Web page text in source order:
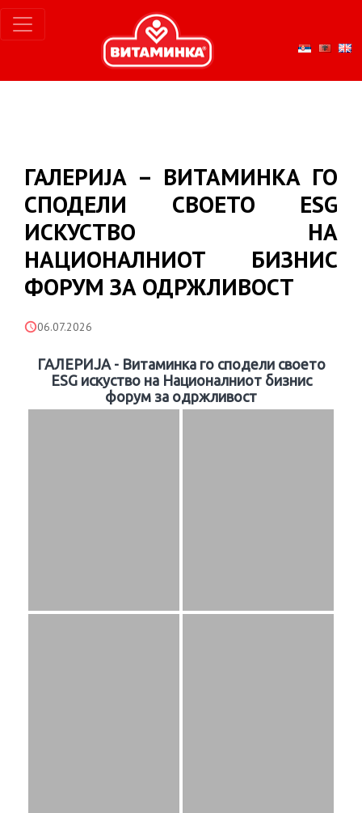
ГАЛЕРИЈА – ВИТАМИНКА ГО
СПОДЕЛИ СВОЕТО ESG
ИСКУСТВО НА
НАЦИОНАЛНИОТ БИЗНИС
ФОРУМ ЗА ОДРЖЛИВОСТ
06.07.2026
ГАЛЕРИЈА - Витаминка го сподели своето
ESG искуство на Националниот бизнис
форум за одржливост